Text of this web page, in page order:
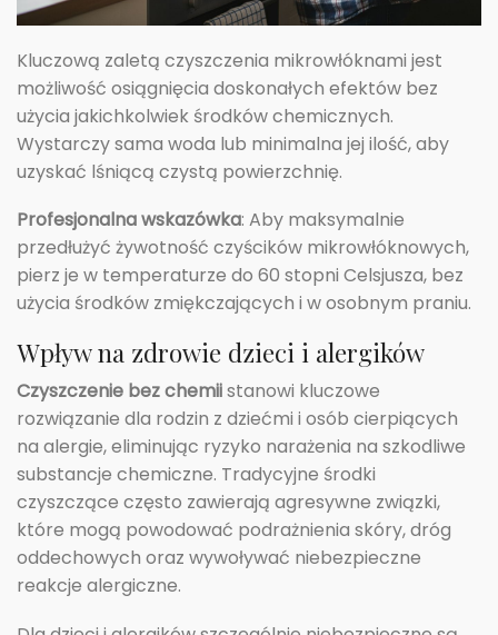
Kluczową zaletą czyszczenia mikrowłóknami jest
możliwość osiągnięcia doskonałych efektów bez
użycia jakichkolwiek środków chemicznych.
Wystarczy sama woda lub minimalna jej ilość, aby
uzyskać lśniącą czystą powierzchnię.
Profesjonalna wskazówka: Aby maksymalnie
przedłużyć żywotność czyścików mikrowłóknowych,
pierz je w temperaturze do 60 stopni Celsjusza, bez
użycia środków zmiękczających i w osobnym praniu.
Wpływ na zdrowie dzieci i alergików
Czyszczenie bez chemiistanowi kluczowe
rozwiązanie dla rodzin z dziećmi i osób cierpiących
na alergie, eliminując ryzyko narażenia na szkodliwe
substancje chemiczne. Tradycyjne środki
czyszczące często zawierają agresywne związki,
które mogą powodować podrażnienia skóry, dróg
oddechowych oraz wywoływać niebezpieczne
reakcje alergiczne.